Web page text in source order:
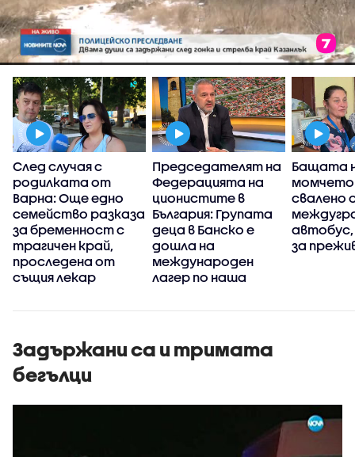
След случая с
родилката от
Варна: Още едно
семейство разказа
за бременност с
трагичен край,
проследена от
същия лекар
Председателят на
Федерацията на
ционистите в
България: Групата
деца в Банско е
дошла на
международен
лагер по наша
Бащата
свалено
автобус,
за
Задържани са и тримата
бегълци